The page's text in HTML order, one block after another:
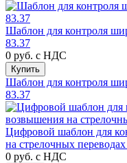
Шаблон для контроля
83.37
0 руб. с НДС
Купить
Шаблон для контроля
83.37
Цифровой шаблон для
на стрелочных
0 руб. с НДС